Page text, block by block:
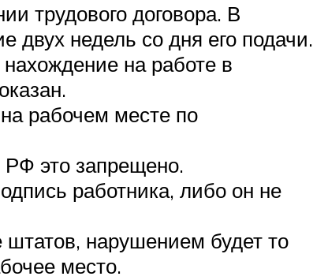
трудового договора. В
двух недель со дня его подачи.
на работе в
рабочем месте по
РФ это запрещено.
работника, либо он не
штатов, нарушением будет то
место.